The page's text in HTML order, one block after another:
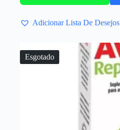
Adicionar Lista De Desejos
Esgotado